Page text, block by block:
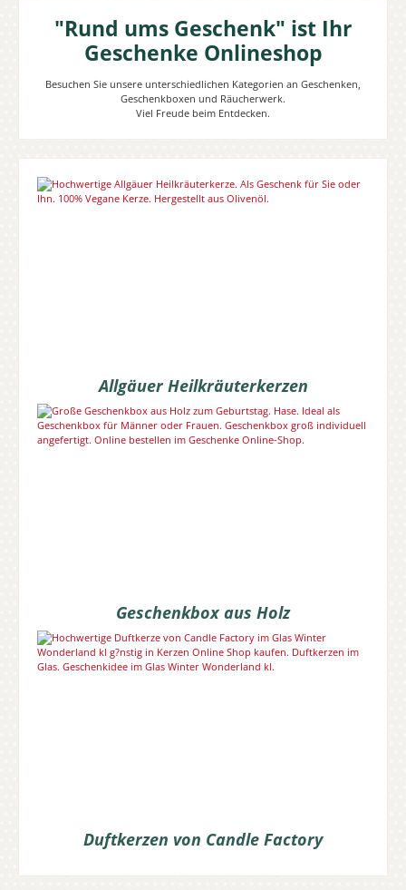
"Rund ums Geschenk" ist Ihr
Geschenke Onlineshop
Besuchen Sie unsere unterschiedlichen Kategorien an Geschenken,
Geschenkboxen und Räucherwerk.
Viel Freude beim Entdecken.
Allgäuer Heilkräuterkerzen
Geschenkbox aus Holz
Duftkerzen von Candle Factory